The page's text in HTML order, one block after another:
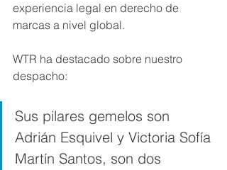
experiencia legal en derecho de
marcas a nivel global.
WTR ha destacado sobre nuestro
despacho:
Sus pilares gemelos son
Adrián Esquivel y Victoria Sofía
Martín Santos, son dos